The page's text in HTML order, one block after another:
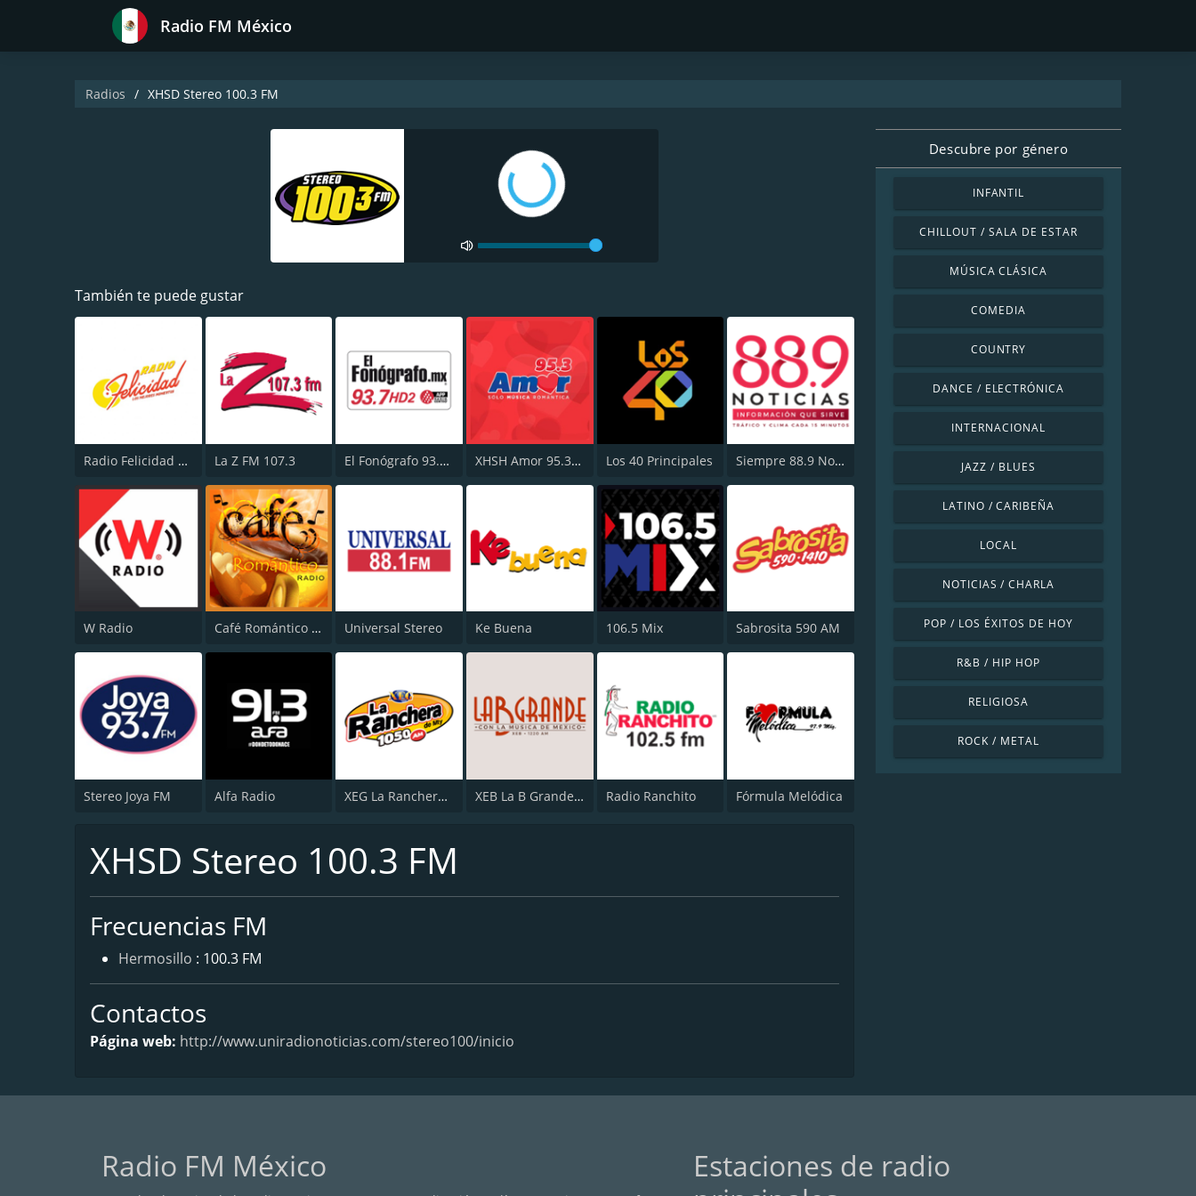
Radio FM México
Radios XHSD Stereo 100.3 FM
También te puede gustar
Radio Felicidad 1180 AM La Z FM 107.3 El Fonógrafo 93.7 FM HD2 XHSH Amor 95.3 FM Los 40 Principales Siempre 88.9 Noticias
W Radio Café Romántico Radio Universal Stereo Ke Buena 106.5 Mix Sabrosita 590 AM
Stereo Joya FM Alfa Radio XEG La Ranchera de Monterrey XEB La B Grande 1220 AM Radio Ranchito Fórmula Melódica
XHSD Stereo 100.3 FM
Frecuencias FM
Hermosillo : 100.3 FM
Contactos
Página web: http://www.uniradionoticias.com/stereo100/inicio
Descubre por género
INFANTIL
CHILLOUT / SALA DE ESTAR
MÚSICA CLÁSICA
COMEDIA
COUNTRY
DANCE / ELECTRÓNICA
INTERNACIONAL
JAZZ / BLUES
LATINO / CARIBEÑA
LOCAL
NOTICIAS / CHARLA
POP / LOS ÉXITOS DE HOY
R&B / HIP HOP
RELIGIOSA
ROCK / METAL
Radio FM México
Estaciones de radio